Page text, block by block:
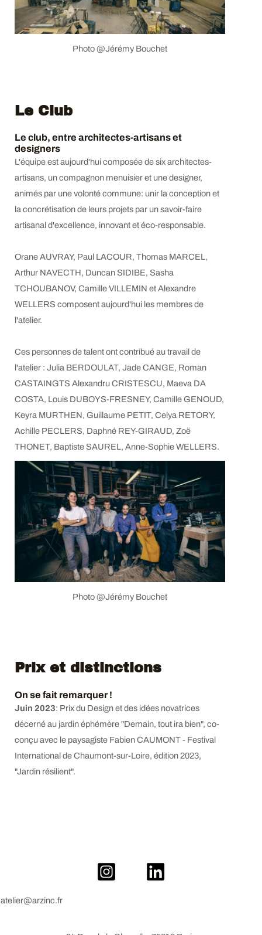
Photo @Jérémy Bouchet
Le Club
Le club, entre architectes-artisans et
designers
L'équipe est aujourd'hui composée de six architectes-
artisans, un compagnon menuisier et une designer,
animés par une volonté commune: unir la conception et
la concrétisation de leurs projets par un savoir-faire
artisanal d'excellence, innovant et éco-responsable.
Orane AUVRAY, Paul LACOUR, Thomas MARCEL,
Arthur NAVECTH, Duncan SIDIBE, Sasha
TCHOUBANOV, Camille VILLEMIN et Alexandre
WELLERS composent aujourd'hui les membres de
l'atelier.
Ces personnes de talent ont contribué au travail de
l'atelier : Julia BERDOULAT, Jade CANGE, Roman
CASTAINGTS Alexandru CRISTESCU, Maeva DA
COSTA, Louis DUBOYS-FRESNEY, Camille GENOUD,
Keyra MURTHEN, Guillaume PETIT, Celya RETORY,
Achille PECLERS, Daphné REY-GIRAUD, Zoë
THONET, Baptiste SAUREL, Anne-Sophie WELLERS.
Photo @Jérémy Bouchet
Prix et distinctions
On se fait remarquer !
Juin 2023: Prix du Design et des idées novatrices
décerné au jardin éphémère "Demain, tout ira bien", co-
conçu avec le paysagiste Fabien CAUMONT - Festival
International de Chaumont-sur-Loire, édition 2023,
"Jardin résilient".
atelier@arzinc.fr